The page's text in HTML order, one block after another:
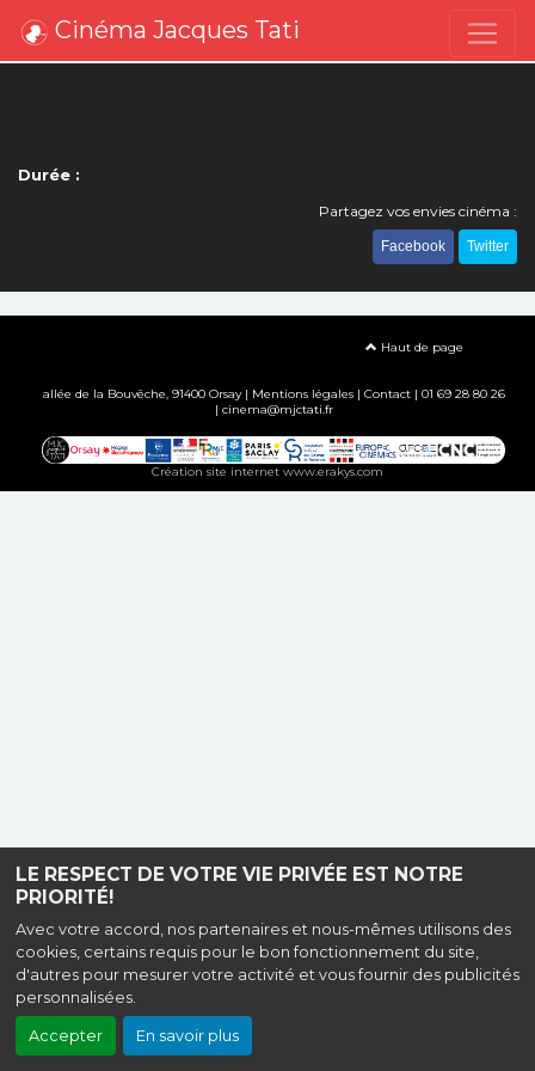
LE RESPECT DE VOTRE VIE PRIVÉE EST NOTRE
PRIORITÉ!
Avec votre accord, nos partenaires et nous-mêmes utilisons des
cookies, certains requis pour le bon fonctionnement du site,
d'autres pour mesurer votre activité et vous fournir des publicités
personnalisées.
Accepter En savoir plus
Cinéma Jacques Tati
Durée :
Partagez vos envies cinéma :
Facebook Twitter
Haut de page
allée de la Bouvêche, 91400 Orsay | Mentions légales| Contact| 01 69 28 80 26
| cinema@mjctati.fr
Création site internet www.erakys.com